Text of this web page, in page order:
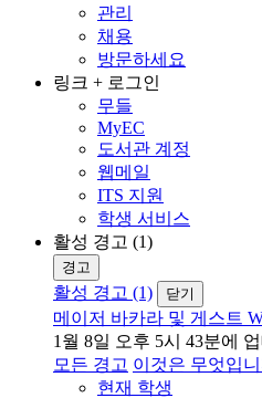
관리
채용
방문하세요
링크 + 로그인
무들
MyEC
도서관 계정
웹메일
ITS 지원
학생 서비스
활성 경고 (1)
경고
활성 경고 (1) 닫기
메이저 바카라 및 게스트
1월 8일 오후 5시 43분에
모든 경고 이것은 무엇입
현재 학생